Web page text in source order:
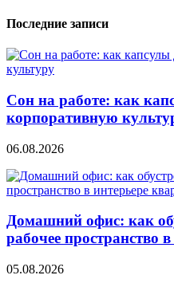
Последние записи
Сон на работе: как
корпоративную
06.08.2026
Домашний офис: как
рабочее пространство
05.08.2026